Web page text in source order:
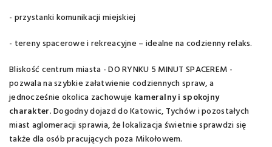
- przystanki komunikacji miejskiej
- tereny spacerowe i rekreacyjne – idealne na codzienny relaks.
Bliskość centrum miasta - DO RYNKU 5 MINUT SPACEREM -
pozwala na szybkie załatwienie codziennych spraw, a
jednocześnie okolica zachowuje kameralny i spokojny
charakter. Dogodny dojazd do Katowic, Tychów i pozostałych
miast aglomeracji sprawia, że lokalizacja świetnie sprawdzi się
także dla osób pracujących poza Mikołowem.